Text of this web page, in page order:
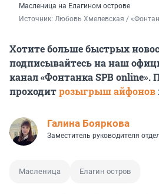
Масленица на Елагином острове
Источник: Любовь Хмелевская /
Хотите больше быстрых
подписывайтесь на наш
канал «Фонтанка SPB online».
проходитрозыгрыш айфонов
Галина Бояркова
Заместитель руководителя
Масленица Елагин остров